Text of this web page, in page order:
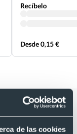
de las cookies
Recíbelo
Desde 0,15 €
Bloc